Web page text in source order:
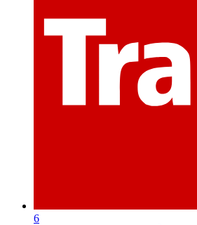
6